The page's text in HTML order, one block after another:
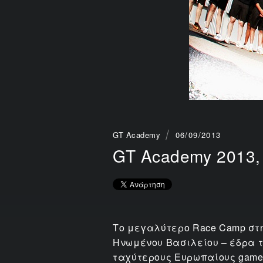
GT Academy 06/09/2013
GT Academy
Το μεγαλύτερο Race Camp
Ηνωμένου Βασιλείου – έδρα
ταχύτερους Ευρωπαίους